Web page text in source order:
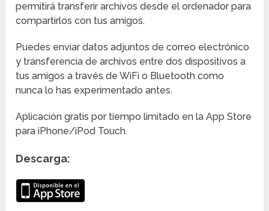
permitirá transferir archivos desde el ordenador para
compartirlos con tus amigos.
Puedes enviar datos adjuntos de correo electrónico
y transferencia de archivos entre dos dispositivos a
tus amigos a través de WiFi o Bluetooth como
nunca lo has experimentado antes.
Aplicación gratis por tiempo limitado en la App Store
para iPhone/iPod Touch.
Descarga: